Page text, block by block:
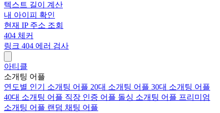
텍스트 길이 계산
내 아이피 확인
현재 IP 주소 조회
404 체커
링크 404 에러 검사
아티클
소개팅 어플
연도별 인기 소개팅 어플 20대 소개팅 어플 30대 소개팅 어플
40대 소개팅 어플 직장 인증 어플 돌싱 소개팅 어플 프리미엄
소개팅 어플 랜덤 채팅 어플